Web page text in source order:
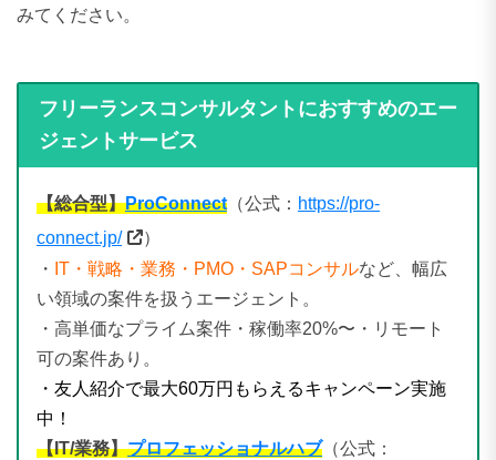
みてください。
フリーランスコンサルタントにおすすめのエー
ジェントサービス
【総合型】ProConnect （公式： https://pro-
connect.jp/
）
・ IT・戦略・業務・PMO・SAPコンサルなど、幅広
い領域の案件を扱うエージェント。
・高単価なプライム案件・稼働率20%〜・リモート
可の案件あり。
・友人紹介で最大60万円もらえるキャンペーン実施
中！
【IT/業務】プロフェッショナルハブ（公式：